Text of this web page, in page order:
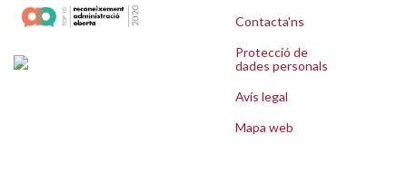
Contacta'ns
Protecció de
dades personals
Avís legal
Mapa web